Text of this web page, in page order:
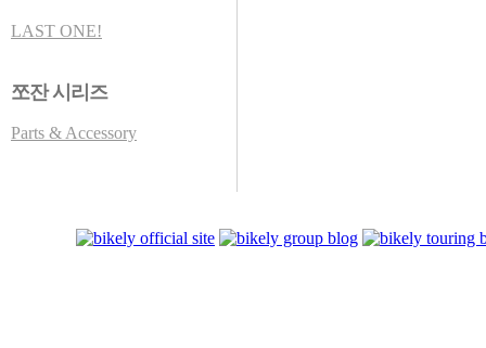
LAST ONE!
쪼잔 시리즈
Parts & Accessory